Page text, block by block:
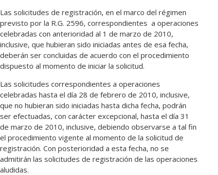
Las solicitudes de registración, en el marco del régimen
previsto por la R.G. 2596, correspondientes a operaciones
celebradas con anterioridad al 1 de marzo de 2010,
inclusive, que hubieran sido iniciadas antes de esa fecha,
deberán ser concluidas de acuerdo con el procedimiento
dispuesto al momento de iniciar la solicitud.
Las solicitudes correspondientes a operaciones
celebradas hasta el día 28 de febrero de 2010, inclusive,
que no hubieran sido iniciadas hasta dicha fecha, podrán
ser efectuadas, con carácter excepcional, hasta el día 31
de marzo de 2010, inclusive, debiendo observarse a tal fin
el procedimiento vigente al momento de la solicitud de
registración. Con posterioridad a esta fecha, no se
admitirán las solicitudes de registración de las operaciones
aludidas.